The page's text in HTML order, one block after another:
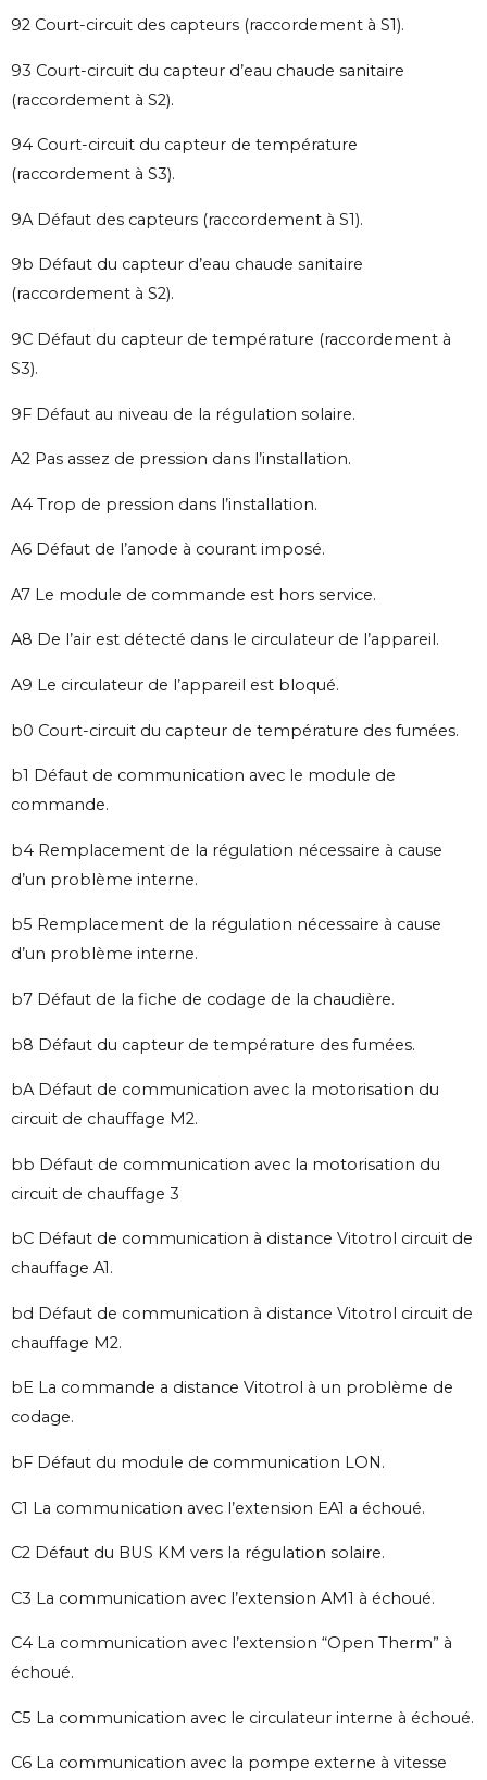
92 Court-circuit des capteurs (raccordement à S1).
93 Court-circuit du capteur d’eau chaude sanitaire
(raccordement à S2).
94 Court-circuit du capteur de température
(raccordement à S3).
9A Défaut des capteurs (raccordement à S1).
9b Défaut du capteur d’eau chaude sanitaire
(raccordement à S2).
9C Défaut du capteur de température (raccordement à
S3).
9F Défaut au niveau de la régulation solaire.
A2 Pas assez de pression dans l’installation.
A4 Trop de pression dans l’installation.
A6 Défaut de l’anode à courant imposé.
A7 Le module de commande est hors service.
A8 De l’air est détecté dans le circulateur de l’appareil.
A9 Le circulateur de l’appareil est bloqué.
b0 Court-circuit du capteur de température des fumées.
b1 Défaut de communication avec le module de
commande.
b4 Remplacement de la régulation nécessaire à cause
d’un problème interne.
b5 Remplacement de la régulation nécessaire à cause
d’un problème interne.
b7 Défaut de la fiche de codage de la chaudière.
b8 Défaut du capteur de température des fumées.
bA Défaut de communication avec la motorisation du
circuit de chauffage M2.
bb Défaut de communication avec la motorisation du
circuit de chauffage 3
bC Défaut de communication à distance Vitotrol circuit de
chauffage A1.
bd Défaut de communication à distance Vitotrol circuit de
chauffage M2.
bE La commande a distance Vitotrol à un problème de
codage.
bF Défaut du module de communication LON.
C1 La communication avec l’extension EA1 a échoué.
C2 Défaut du BUS KM vers la régulation solaire.
C3 La communication avec l’extension AM1 à échoué.
C4 La communication avec l’extension “Open Therm” à
échoué.
C5 La communication avec le circulateur interne à échoué.
C6 La communication avec la pompe externe à vitesse